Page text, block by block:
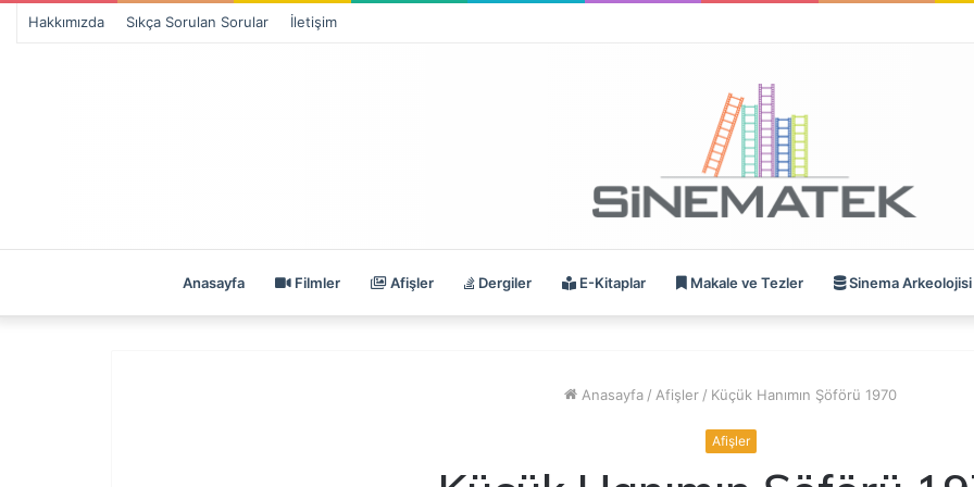
Hakkımızda Sıkça Sorulan Sorular İletişim
Anasayfa Filmler Afişler Dergiler E-Kitaplar Makale ve Tezler Sinema Arkeolojisi
Anasayfa / Afişler / Küçük Hanımın Şöförü 1970
Afişler